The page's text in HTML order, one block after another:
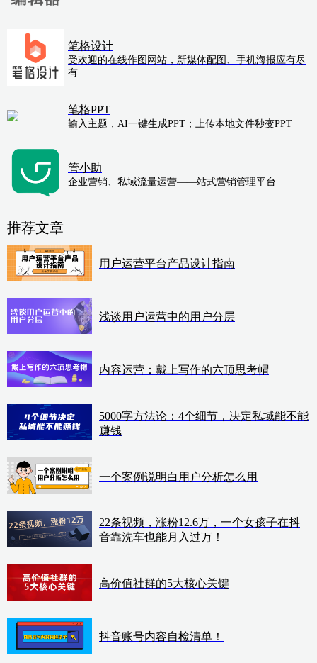
笔格设计
受欢迎的在线作图网站，新媒体配图、手机海报应有尽
有
笔格PPT
输入主题，AI一键生成PPT；上传本地文件秒变PPT
管小助
企业营销、私域流量运营——站式营销管理平台
推荐文章
用户运营平台产品设计指南
浅谈用户运营中的用户分层
内容运营：戴上写作的六顶思考帽
5000字方法论：4个细节，决定私域能不能
赚钱
一个案例说明白用户分析怎么用
22条视频，涨粉12.6万，一个女孩子在抖
音靠洗车也能月入过万！
高价值社群的5大核心关键
抖音账号内容自检清单！